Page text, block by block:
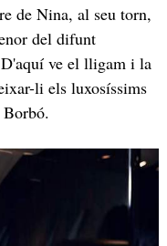
de Nina, al seu torn,
del difunt
ve el lligam i la
li els luxosíssims